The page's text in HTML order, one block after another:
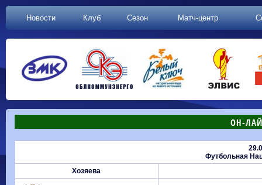
Новости Клуб Сезон Матч-центр
ОН-
Футбольная
Хозяева